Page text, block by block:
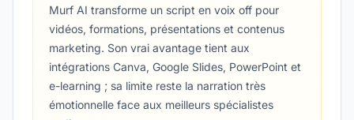
Murf AI transforme un script en voix off pour
vidéos, formations, présentations et contenus
marketing. Son vrai avantage tient aux
intégrations Canva, Google Slides, PowerPoint et
e-learning ; sa limite reste la narration très
émotionnelle face aux meilleurs spécialistes